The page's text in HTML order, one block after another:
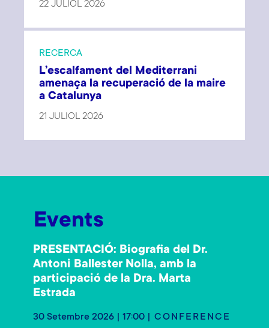
22 JULIOL 2026
RECERCA
L’escalfament del Mediterrani
amenaça la recuperació de la maire
a Catalunya
21 JULIOL 2026
Events
PRESENTACIÓ: Biografia del Dr.
Antoni Ballester Nolla, amb la
participació de la Dra. Marta
Estrada
30 Setembre 2026 | 17:00 CONFERENCE